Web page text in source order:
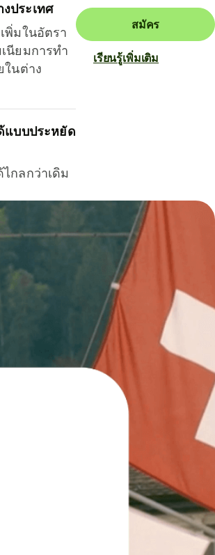
ประเทศ
พิ่มในอัตรา
นียมการทำ
ในต่าง
แบบประหยัด
กลกว่าเดิม
สมัคร
เรียนรู้เพิ่มเติม